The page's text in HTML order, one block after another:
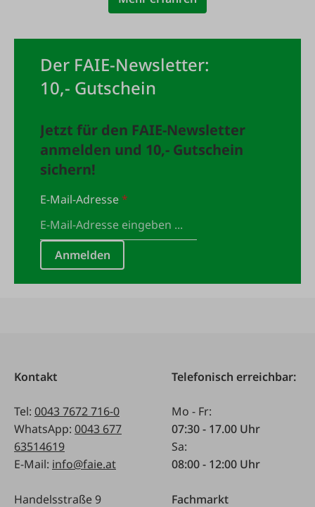
Der FAIE-Newsletter:
10,- Gutschein
Jetzt für den FAIE-Newsletter
anmelden und 10,- Gutschein
sichern!
E-Mail-Adresse*
Anmelden
Kontakt
Tel: 0043 7672 716-0
WhatsApp: 0043 677
63514619
E-Mail: info@faie.at
Handelsstraße 9
Telefonisch erreichbar:
Mo - Fr:
07:30 - 17.00 Uhr
Sa:
08:00 - 12:00 Uhr
Fachmarkt